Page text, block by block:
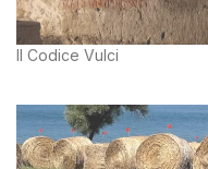
Il Codice Vulci